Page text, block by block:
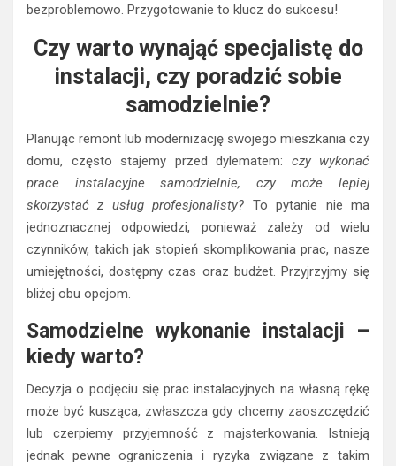
bezproblemowo. Przygotowanie to klucz do sukcesu!
Czy warto wynająć specjalistę do
instalacji, czy poradzić sobie
samodzielnie?
Planując remont lub modernizację swojego mieszkania czy
domu, często stajemy przed dylematem: czy wykonać
prace instalacyjne samodzielnie, czy może lepiej
skorzystać z usług profesjonalisty? To pytanie nie ma
jednoznacznej odpowiedzi, ponieważ zależy od wielu
czynników, takich jak stopień skomplikowania prac, nasze
umiejętności, dostępny czas oraz budżet. Przyjrzyjmy się
bliżej obu opcjom.
Samodzielne wykonanie instalacji –
kiedy warto?
Decyzja o podjęciu się prac instalacyjnych na własną rękę
może być kusząca, zwłaszcza gdy chcemy zaoszczędzić
lub czerpiemy przyjemność z majsterkowania. Istnieją
jednak pewne ograniczenia i ryzyka związane z takim